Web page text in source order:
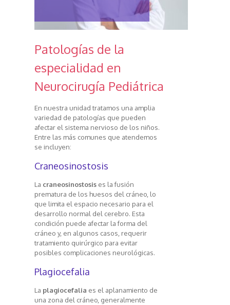
Patologías de la
especialidad en
Neurocirugía Pediátrica
En nuestra unidad tratamos una amplia
variedad de patologías que pueden
afectar el sistema nervioso de los niños.
Entre las más comunes que atendemos
se incluyen:
Craneosinostosis
La craneosinostosises la fusión
prematura de los huesos del cráneo, lo
que limita el espacio necesario para el
desarrollo normal del cerebro. Esta
condición puede afectar la forma del
cráneo y, en algunos casos, requerir
tratamiento quirúrgico para evitar
posibles complicaciones neurológicas.
Plagiocefalia
La plagiocefalia es el aplanamiento de
una zona del cráneo, generalmente